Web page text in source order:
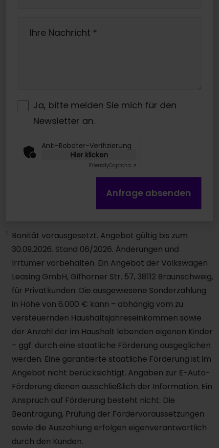
Ihre Nachricht *
Ja, bitte melden Sie mich für den
Newsletter an.
Anti-Roboter-Verifizierung
Hier klicken
FriendlyCaptcha ⇗
Anfrage absenden
1
Bonität vorausgesetzt. Angebot gültig bis zum
30.09.2026. Stand 06/2026. Änderungen und
Irrtümer vorbehalten. Ein Angebot der Volkswagen
Leasing GmbH, Gifhorner Str. 57, 38112 Braunschweig,
für Privatkunden. Die ausgewiesene Sonderzahlung
in Höhe von 6.000 € kann – abhängig vom zu
versteuernden Haushaltsjahreseinkommen sowie
der Anzahl der im Haushalt lebenden eigenen Kinder
– ggf. durch eine staatliche Förderung ausgeglichen
werden. Eine garantierte staatliche Förderung ist im
Angebot nicht berücksichtigt. Angaben zur E-Auto-
Förderung dienen ausschließlich der Information. Ein
Anspruch auf Förderung besteht nicht. Die
Beantragung, Prüfung der Fördervoraussetzungen
sowie die Auszahlung erfolgen eigenverantwortlich
durch den Kunden.